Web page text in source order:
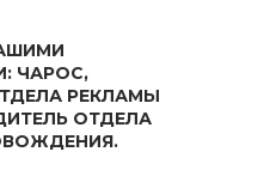
ЧАРОС,
РЕКЛАМЫ
ОТДЕЛА